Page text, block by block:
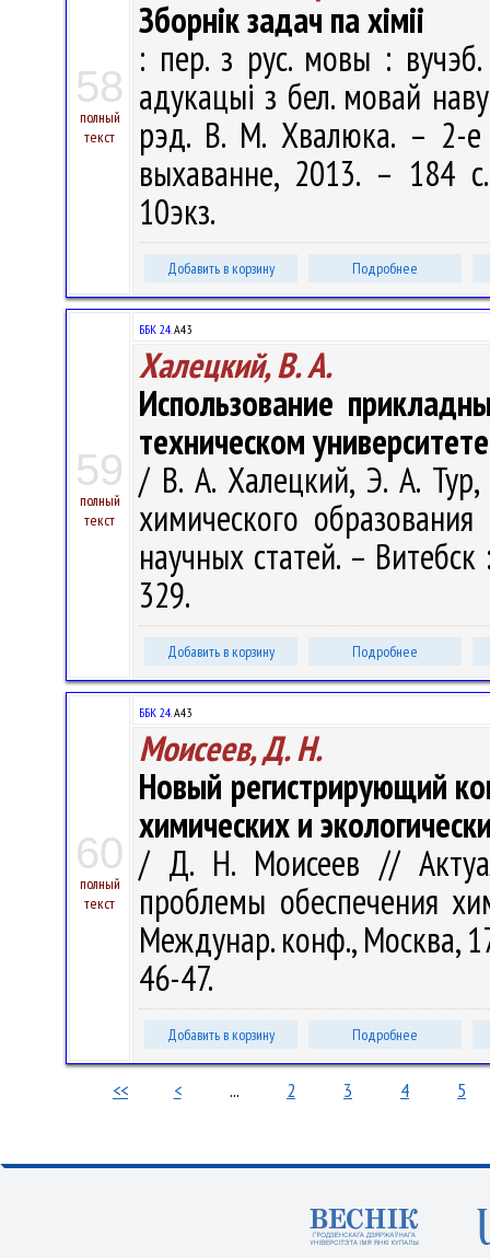
58
полный
текст
Зборнік задач па хіміі
: пер. з рус. мовы :
адукацыі з бел. мовай
рэд. В. М. Хвалюка. – 2-
выхаванне, 2013. – 184
10экз.
Добавить в корзину Подробнее
59
полный
текст
ББК 24.А43
Халецкий, В. А.
Использование
техническом университете
/ В. А. Халецкий, Э. А.
химического
научных статей. –
329.
Добавить в корзину Подробнее
60
полный
текст
ББК 24.А43
Моисеев, Д. Н.
Новый регистрирующий
химических и
/ Д. Н. Моисеев //
проблемы обеспечения
Междунар. конф., Москва,
46-47.
Добавить в корзину Подробнее
<< < ... 2 3 4 5